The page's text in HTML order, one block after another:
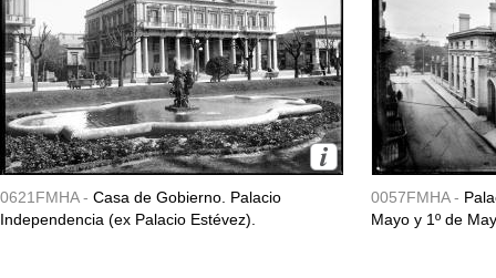
0621FMHA - Casa de Gobierno. Palacio
Independencia (ex Palacio Estévez).
0057FMHA -
Mayo y 1º de